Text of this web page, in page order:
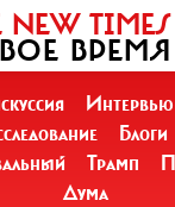
NEW TIMES
ВРЕМЯ
Интервью
Блоги
Трамп
Дума